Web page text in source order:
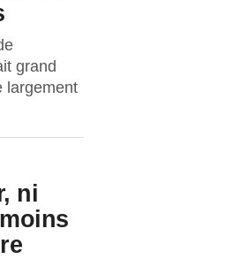
grand
largement
ni